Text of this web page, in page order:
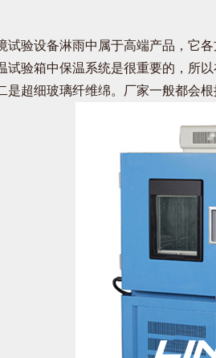
试验设备淋雨中属于高端产品，它
试验箱中保温系统是很重要的，所
是超细玻璃纤维绵。厂家一般都会